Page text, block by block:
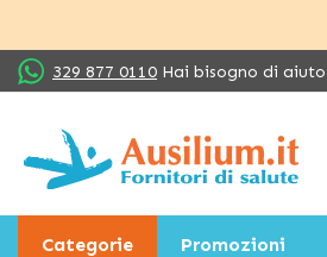
Salta
al
329 877 0110 Hai bisogno di
Categorie Promozioni